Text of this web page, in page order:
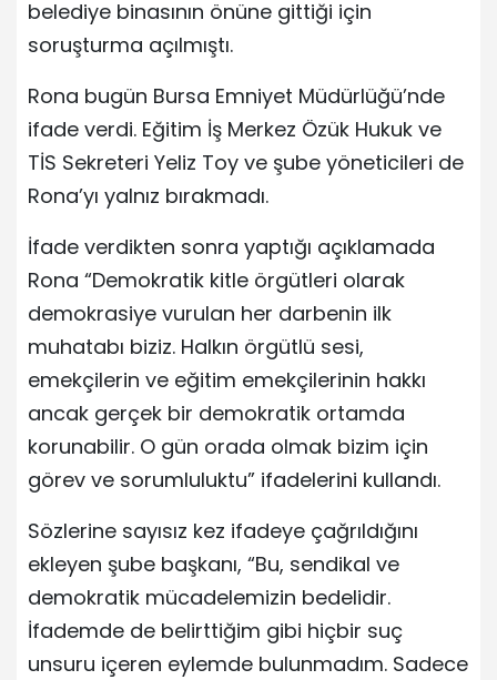
belediye binasının önüne gittiği için
soruşturma açılmıştı.
Rona bugün Bursa Emniyet Müdürlüğü’nde
ifade verdi. Eğitim İş Merkez Özük Hukuk ve
TİS Sekreteri Yeliz Toy ve şube yöneticileri de
Rona’yı yalnız bırakmadı.
İfade verdikten sonra yaptığı açıklamada
Rona “Demokratik kitle örgütleri olarak
demokrasiye vurulan her darbenin ilk
muhatabı biziz. Halkın örgütlü sesi,
emekçilerin ve eğitim emekçilerinin hakkı
ancak gerçek bir demokratik ortamda
korunabilir. O gün orada olmak bizim için
görev ve sorumluluktu” ifadelerini kullandı.
Sözlerine sayısız kez ifadeye çağrıldığını
ekleyen şube başkanı, “Bu, sendikal ve
demokratik mücadelemizin bedelidir.
İfademde de belirttiğim gibi hiçbir suç
unsuru içeren eylemde bulunmadım. Sadece